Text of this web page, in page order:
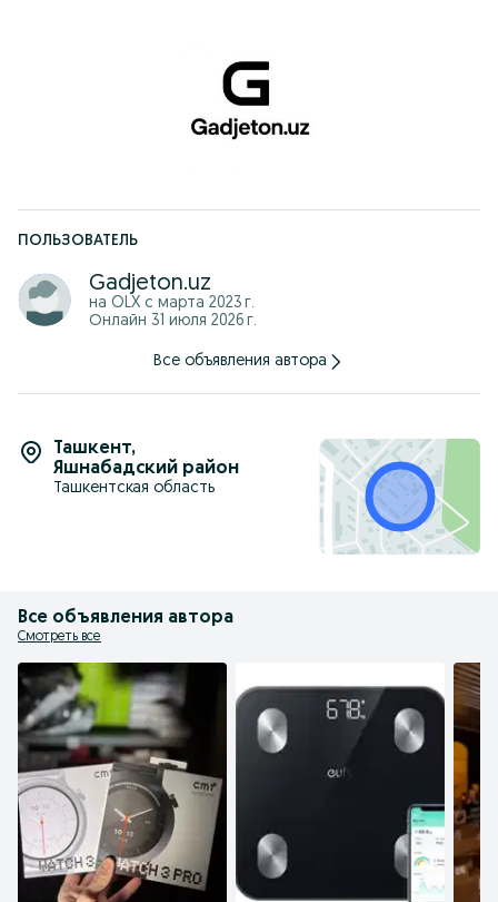
Apple MagSafe Battery Pack — идеальное сочетание
минимализма, интеллекта и надёжности от Apple.
ПОЛЬЗОВАТЕЛЬ
Gadjeton.uz
на OLX с марта 2023 г.
Онлайн 31 июля 2026 г.
Все объявления автора
Ташкент,
Яшнабадский район
Ташкентская область
Все объявления автора
Смотреть все